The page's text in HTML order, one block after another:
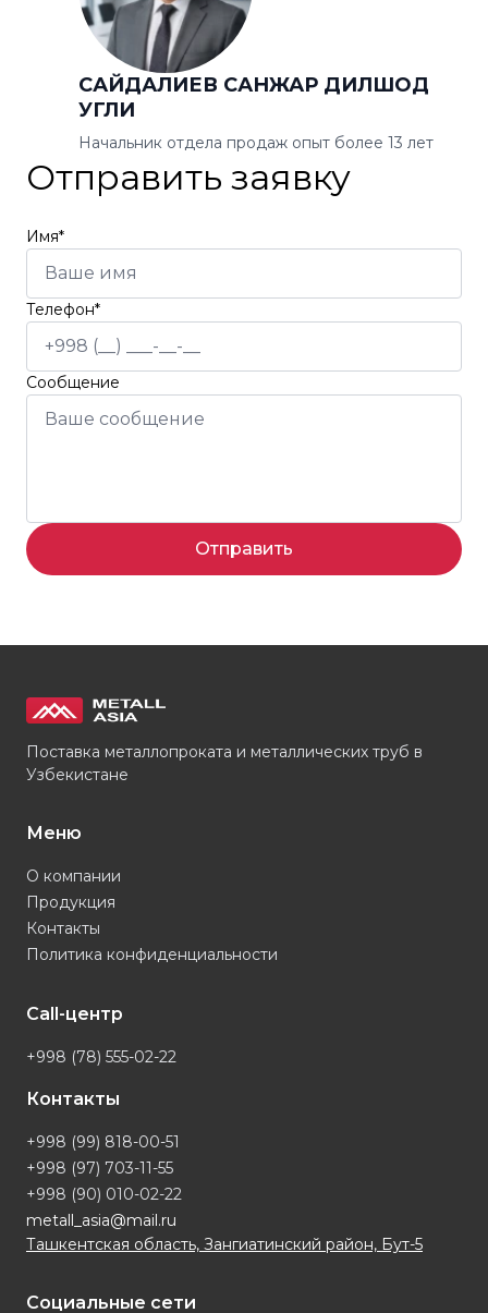
САЙДАЛИЕВ САНЖАР ДИЛШОД
УГЛИ
Начальник отдела продаж опыт более 13 лет
Отправить заявку
Имя*
Телефон*
Сообщение
Отправить
Поставка металлопроката и металлических труб в
Узбекистане
Меню
О компании
Продукция
Контакты
Политика конфиденциальности
Call-центр
+998 (78) 555-02-22
Контакты
+998 (99) 818-00-51
+998 (97) 703-11-55
+998 (90) 010-02-22
metall_asia@mail.ru
Ташкентская область, Зангиатинский район, Бут-5
Социальные сети